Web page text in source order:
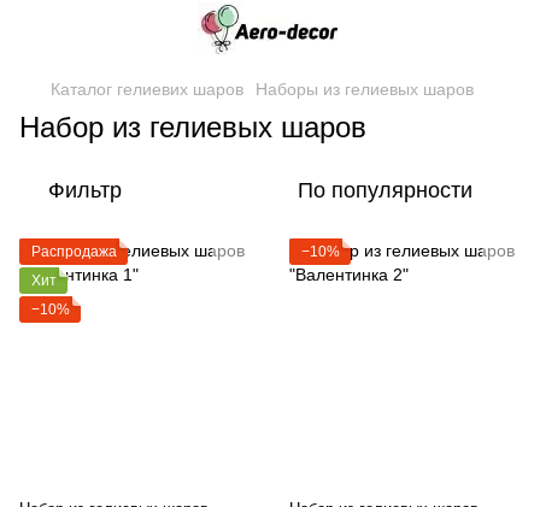
Каталог гелиевих шаров Наборы из гелиевых шаров
Набор из гелиевых шаров
Фильтр По популярности
Распродажа
Хит
−10%
−10%